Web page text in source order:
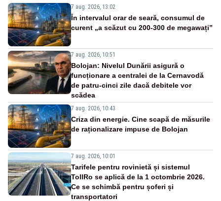
7 aug. 2026, 13:02
În intervalul orar de seară, consumul de
curent „a scăzut cu 200-300 de megawați”
7 aug. 2026, 10:51
Bolojan: Nivelul Dunării asigură o
funcționare a centralei de la Cernavodă
de patru-cinci zile dacă debitele vor
scădea
7 aug. 2026, 10:43
Criza din energie. Cine scapă de măsurile
de raționalizare impuse de Bolojan
7 aug. 2026, 10:01
Tarifele pentru rovinietă și sistemul
TollRo se aplică de la 1 octombrie 2026.
Ce se schimbă pentru șoferi și
transportatori